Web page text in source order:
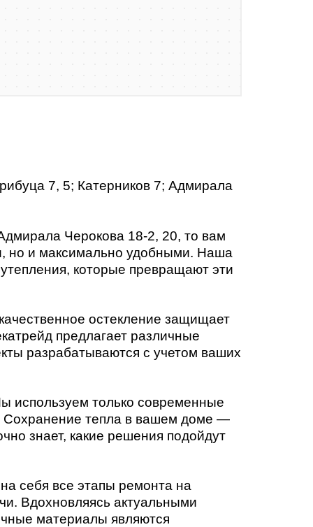
7, 5; Катерников 7; Адмирала
Черокова 18-2, 20, то вам
но и максимально удобными. Наша
которые превращают эти
остекление защищает
предлагает различные
разрабатываются с учетом ваших
используем только современные
Сохранение тепла в вашем доме —
знает, какие решения подойдут
себя все этапы ремонта на
Вдохновляясь актуальными
материалы являются